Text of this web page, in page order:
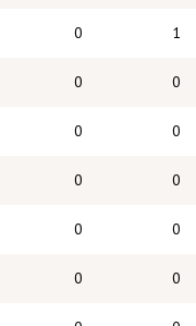
0 1
0 0
0 0
0 0
0 0
0 0